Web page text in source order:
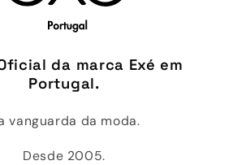
da marca Exé em
Portugal.
vanguarda da moda.
Desde 2005.